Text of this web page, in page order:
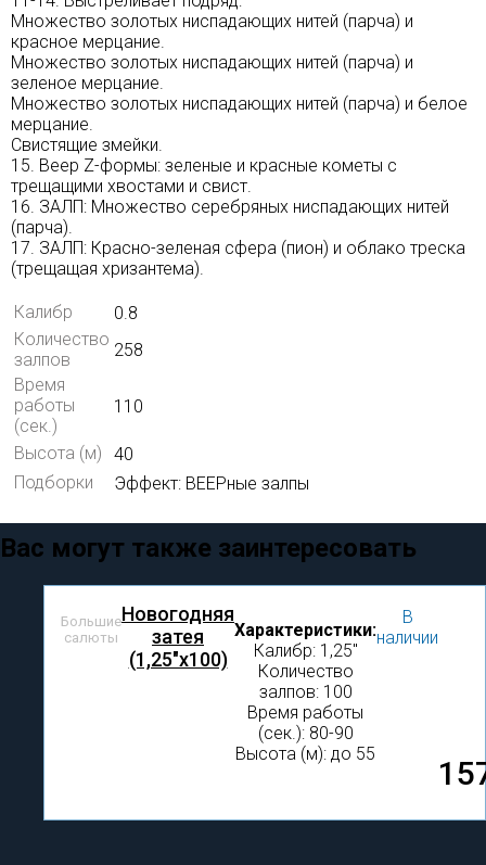
Множество золотых ниспадающих нитей (парча) и
красное мерцание.
Множество золотых ниспадающих нитей (парча) и
зеленое мерцание.
Множество золотых ниспадающих нитей (парча) и белое
мерцание.
Свистящие змейки.
15. Веер Z-формы: зеленые и красные кометы с
трещащими хвостами и свист.
16. ЗАЛП: Множество серебряных ниспадающих нитей
(парча).
17. ЗАЛП: Красно-зеленая сфера (пион) и облако треска
(трещащая хризантема).
Калибр
0.8
Количество
залпов
258
Время
работы
(сек.)
110
Высота (м)
40
Подборки
Эффект: ВЕЕРные залпы
Вас могут также заинтересовать
Большие
салюты
Новогодняя
затея
(1,25"х100)
Характеристики:
Калибр: 1,25″
Количество
залпов: 100
Время работы
(сек.): 80-90
Высота (м): до 55
В
наличии